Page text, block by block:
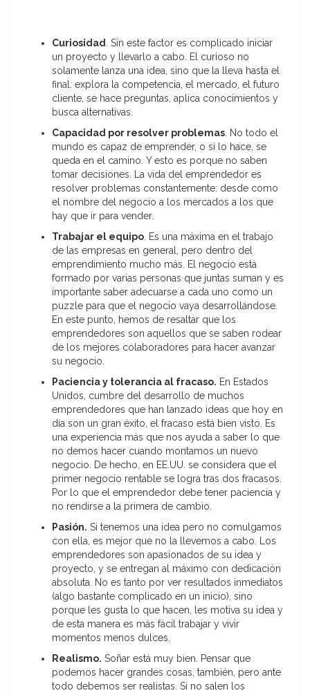
Curiosidad. Sin este factor es complicado iniciar
un proyecto y llevarlo a cabo. El curioso no
solamente lanza una idea, sino que la lleva hasta el
final: explora la competencia, el mercado, el futuro
cliente, se hace preguntas, aplica conocimientos y
busca alternativas.
Capacidad por resolver problemas. No todo el
mundo es capaz de emprender, o si lo hace, se
queda en el camino. Y esto es porque no saben
tomar decisiones. La vida del emprendedor es
resolver problemas constantemente: desde como
el nombre del negocio a los mercados a los que
hay que ir para vender.
Trabajar el equipo. Es una máxima en el trabajo
de las empresas en general, pero dentro del
emprendimiento mucho más. El negocio está
formado por varias personas que juntas suman y es
importante saber adecuarse a cada uno como un
puzzle para que el negocio vaya desarrollándose.
En este punto, hemos de resaltar que los
emprendedores son aquellos que se saben rodear
de los mejores colaboradores para hacer avanzar
su negocio.
Paciencia y tolerancia al fracaso. En Estados
Unidos, cumbre del desarrollo de muchos
emprendedores que han lanzado ideas que hoy en
día son un gran éxito, el fracaso está bien visto. Es
una experiencia más que nos ayuda a saber lo que
no demos hacer cuando montamos un nuevo
negocio. De hecho, en EE.UU. se considera que el
primer negocio rentable se logra tras dos fracasos.
Por lo que el emprendedor debe tener paciencia y
no rendirse a la primera de cambio.
Pasión. Si tenemos una idea pero no comulgamos
con ella, es mejor que no la llevemos a cabo. Los
emprendedores son apasionados de su idea y
proyecto, y se entregan al máximo con dedicación
absoluta. No es tanto por ver resultados inmediatos
(algo bastante complicado en un inicio), sino
porque les gusta lo que hacen, les motiva su idea y
de esta manera es más fácil trabajar y vivir
momentos menos dulces.
Realismo. Soñar está muy bien. Pensar que
podemos hacer grandes cosas, también, pero ante
todo debemos ser realistas. Si no salen los